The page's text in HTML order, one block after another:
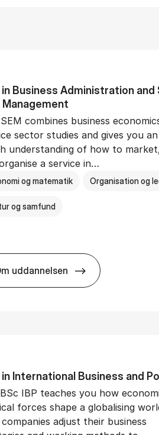
in Busi­ness Ad­min­is­tra­tion
Man­age­ment
combines business
sector studies and gives you
understanding of how to
a service in…
og matematik Organisation og
og samfund
uddannelsen
BSc in Busi­ness
in In­ter­na­tion­al Busi­ness and
IBP teaches you how
forces shape a globalising
adjust their business